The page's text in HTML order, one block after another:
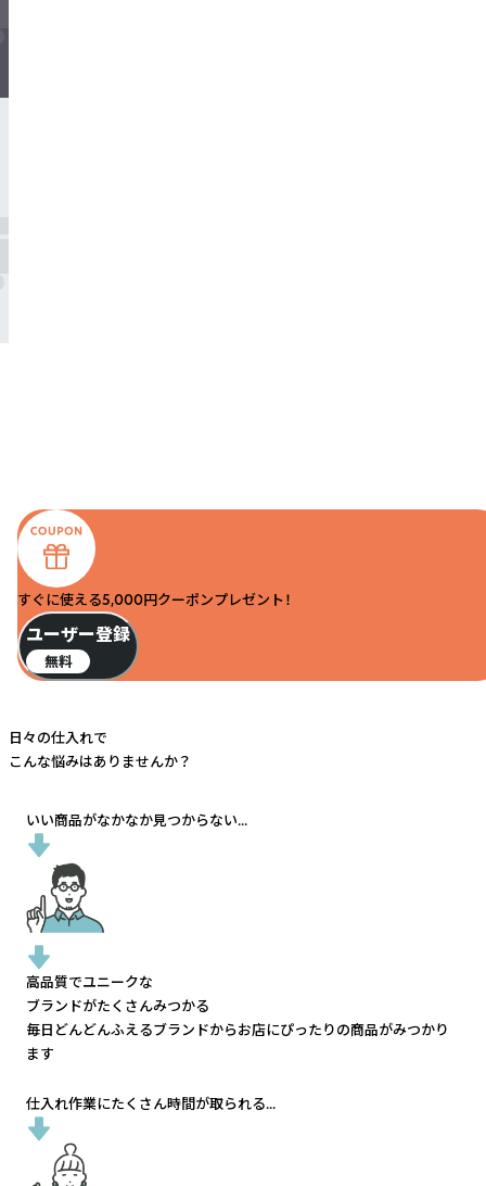
すぐに使える5,000円クーポンプレゼント！
ユーザー登録
無料
日々の仕入れで
こんな悩みはありませんか？
いい商品がなかなか見つからない...
高品質でユニークな
ブランドがたくさんみつかる
毎日どんどんふえるブランドからお店にぴったりの商品がみつかり
ます
仕入れ作業にたくさん時間が取られる...